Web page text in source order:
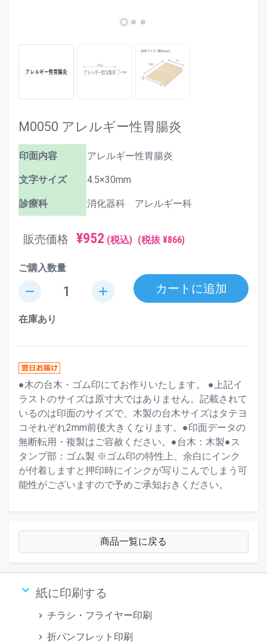
M0050 アレルギー性胃腸炎
印面内容 アレルギー性胃腸炎
文字サイズ 4.5×30mm
診療科 消化器科 アレルギー科
販売価格 ¥952 (税込) (税抜 ¥866)
ご購入数量
remove add カートに追加
在庫あり
●木の台木・ゴム印にてお作りいたします。 ●上記イ
ラストのサイズは原寸大ではありません。記載されて
いるのは印面のサイズで、木製の台木サイズはタテヨ
コそれぞれ2mm前後大きくなります。●印面データの
無断転用・複製はご容赦ください。●台木：木製●ス
タンプ部：ゴム製 ※ゴム印の特性上、余白にインク
が付着しますと押印時にインクが写りこんでしまう可
能性がございますので予めご承知おきください。
商品一覧に戻る
keyboard_arrow_down 紙に印刷する
チラシ・フライヤー印刷
折パンフレット印刷